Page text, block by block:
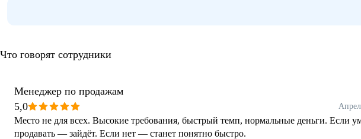
Что говорят сотрудники
Менеджер по продажам
5,0
Место не для всех. Высокие требования, быстрый темп, нормальные деньги. Если
продавать — зайдёт. Если нет — станет понятно быстро.